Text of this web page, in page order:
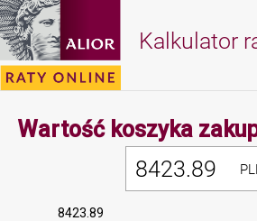
Kalkulator
Wartość koszyka
8423.89